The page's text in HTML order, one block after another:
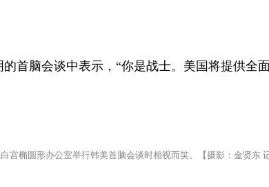
首脑会谈中表示，“你是战士。美国将提供全
宫椭圆形办公室举行韩美首脑会谈时相视而笑。【摄影：金贤东 记